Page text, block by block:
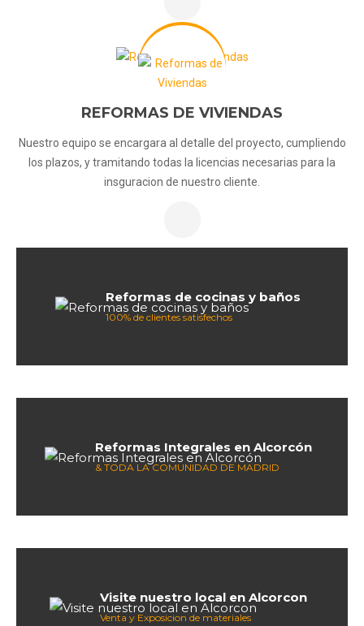
REFORMAS DE VIVIENDAS
Nuestro equipo se encargara al detalle del proyecto, cumpliendo
los plazos, y tramitando todas la licencias necesarias para la
insguracion de nuestro cliente.
Reformas de cocinas y baños
100% de clientes satisfechos
Reformas Integrales en Alcorcón
& TODA LA COMUNIDAD DE MADRID
Visite nuestro local en Alcorcon
Venta y Exposicion de materiales